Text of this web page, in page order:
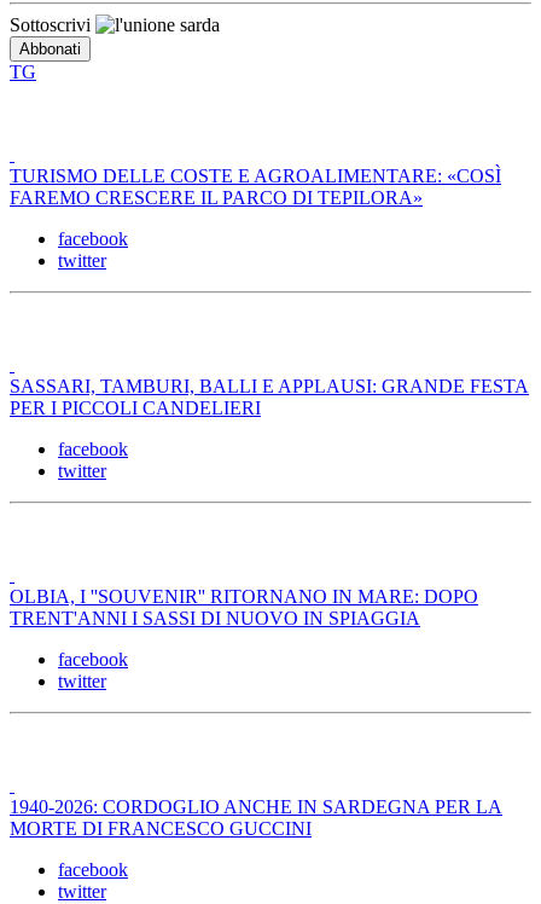
Sottoscrivi
TG
TURISMO DELLE COSTE E AGROALIMENTARE: «COSÌ
FAREMO CRESCERE IL PARCO DI TEPILORA»
facebook
twitter
SASSARI, TAMBURI, BALLI E APPLAUSI: GRANDE FESTA
PER I PICCOLI CANDELIERI
facebook
twitter
OLBIA, I ''SOUVENIR'' RITORNANO IN MARE: DOPO
TRENT'ANNI I SASSI DI NUOVO IN SPIAGGIA
facebook
twitter
1940-2026: CORDOGLIO ANCHE IN SARDEGNA PER LA
MORTE DI FRANCESCO GUCCINI
facebook
twitter